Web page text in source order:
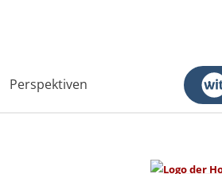
Perspektiven